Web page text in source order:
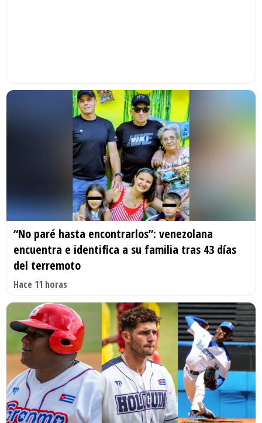
“No paré hasta encontrarlos”: venezolana
encuentra e identifica a su familia tras 43 días
del terremoto
Hace 11 horas